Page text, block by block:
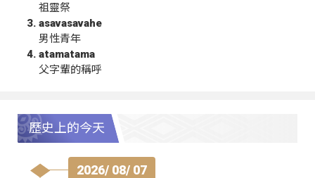
祖靈祭
asavasavahe
男性青年
atamatama
父字輩的稱呼
歷史上的今天
2026/ 08/ 07